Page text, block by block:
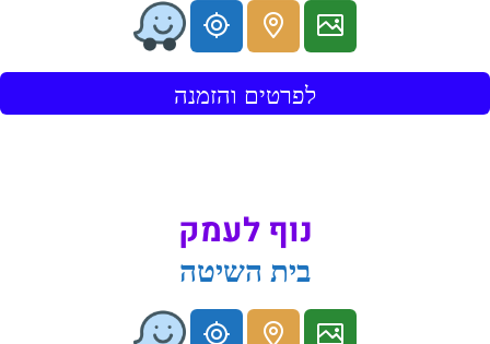
לפרטים והזמנה
נוף לעמק
בית השיטה